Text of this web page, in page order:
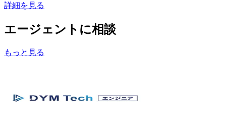
詳細を見る
エージェントに相談
もっと見る